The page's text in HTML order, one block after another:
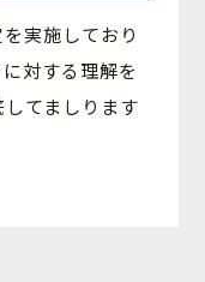
実施しており
対する理解を
てましります